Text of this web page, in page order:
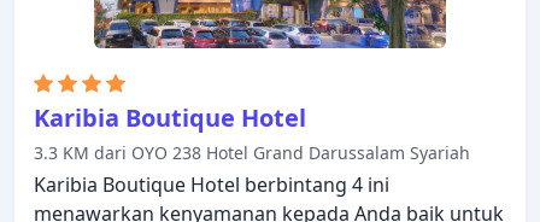
Karibia Boutique Hotel
3.3 KM dari OYO 238 Hotel Grand Darussalam Syariah
Karibia Boutique Hotel berbintang 4 ini
menawarkan kenyamanan kepada Anda baik untuk